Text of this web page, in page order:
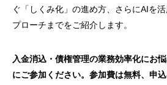
ぐ「しくみ化」の進め方、さらにAIを
プローチまでをご紹介します。
入金消込・債権管理の業務効率化にお
にご参加ください。参加費は無料、申